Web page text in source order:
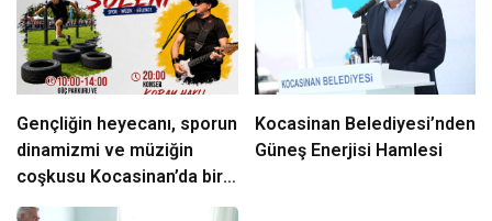
Gençliğin heyecanı, sporun
dinamizmi ve müziğin
coşkusu Kocasinan’da bir
araya geliyor!
Kocasinan Belediyesi’nden
Güneş Enerjisi Hamlesi